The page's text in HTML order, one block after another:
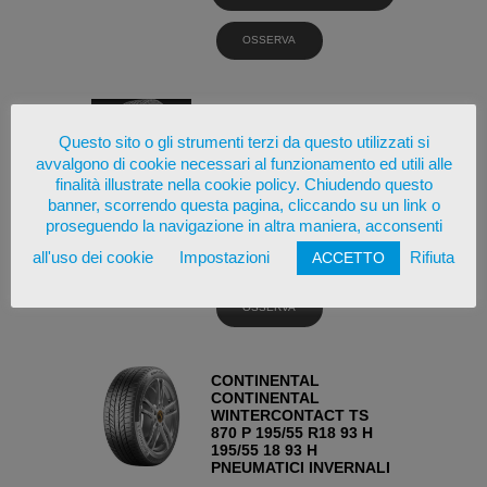
OSSERVA
295/80 22.5 152 M
PNEUMATICI ESTIVI
€709,21
AGGIUNGI AL
CARRELLO
OSSERVA
CONTINENTAL
CONTINENTAL
WINTERCONTACT TS
870 P 195/55 R18 93 H
195/55 18 93 H
PNEUMATICI INVERNALI
Questo sito o gli strumenti terzi da questo utilizzati si
avvalgono di cookie necessari al funzionamento ed utili alle
finalità illustrate nella cookie policy. Chiudendo questo
banner, scorrendo questa pagina, cliccando su un link o
proseguendo la navigazione in altra maniera, acconsenti
all'uso dei cookie
Impostazioni ACCETTO Rifiuta